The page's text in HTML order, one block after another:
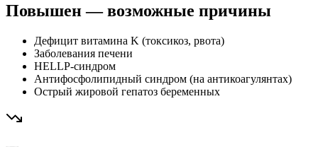
Повышен — возможные причины
Дефицит витамина K (токсикоз, рвота)
Заболевания печени
HELLP-синдром
Антифосфолипидный синдром (на антикоагулянтах)
Острый жировой гепатоз беременных